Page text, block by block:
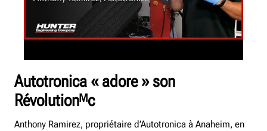
Autotronica « adore » son
Révolutionᴹc
Anthony Ramirez, propriétaire d’Autotronica à Anaheim, en